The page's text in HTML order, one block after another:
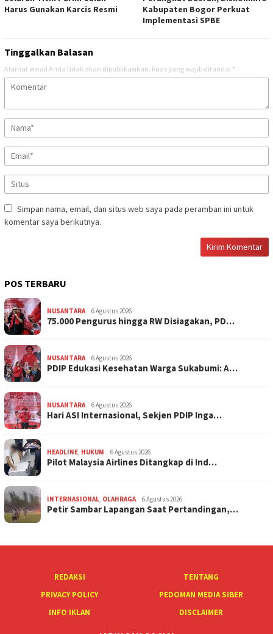
Harus Gunakan Karcis Resmi
Kabupaten Bogor Perkuat
Implementasi SPBE
Tinggalkan Balasan
Alamat email Anda tidak akan dipublikasikan. Ruas yang wajib ditandai *
Simpan nama, email, dan situs web saya pada peramban ini untuk
komentar saya berikutnya.
POS TERBARU
NUSANTARA 6 Agustus 2026
75.000 Pengurus hingga RW Disiagakan, PD…
NUSANTARA 6 Agustus 2026
PDIP Edukasi Kesehatan Warga Sukabumi: A…
NUSANTARA 6 Agustus 2026
Hari ASI Internasional, Sekjen PDIP Inga…
HEADLINE, HUKUM 6 Agustus 2026
Pilot Malaysia Airlines Ditangkap di Ind…
INTERNASIONAL, OLAHRAGA 6 Agustus 2026
Petir Sambar Lapangan Saat Pertandingan,…
REDAKSI
TENTANG
PRIVACY POLICY
PEDOMAN MEDIA SIBER
INFO IKLAN
DISCLAIMER